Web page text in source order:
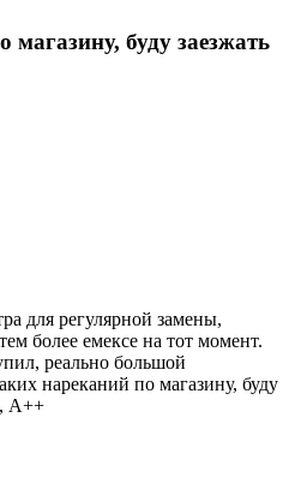
буду заезжать
для регулярной замены,
более емексе на тот момент.
реально большой
нареканий по магазину, буду
A++